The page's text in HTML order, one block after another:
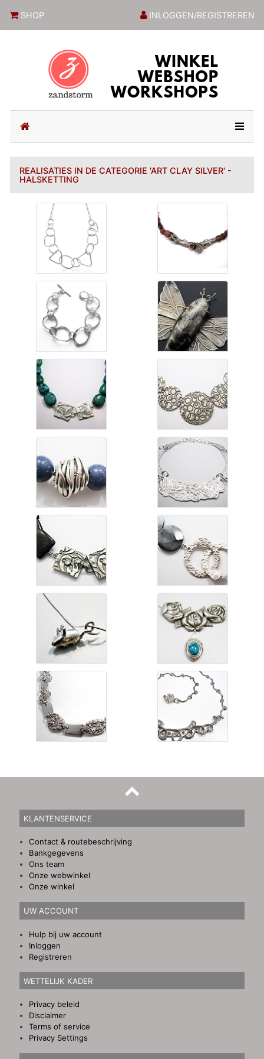
SHOP INLOGGEN/REGISTREREN
(current)
REALISATIES IN DE CATEGORIE 'ART CLAY SILVER' -
HALSKETTING
KLANTENSERVICE
Contact & routebeschrijving
Bankgegevens
Ons team
Onze webwinkel
Onze winkel
UW ACCOUNT
Hulp bij uw account
Inloggen
Registreren
WETTELIJK KADER
Privacy beleid
Disclaimer
Terms of service
Privacy Settings